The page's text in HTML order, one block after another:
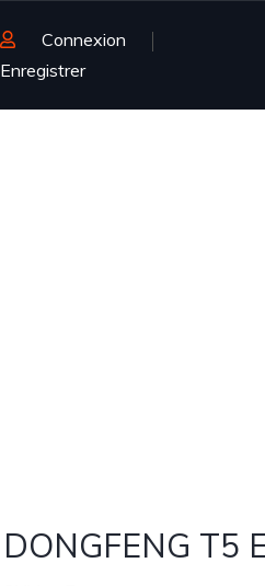
Connexion
Enregistrer
DONGFENG T5